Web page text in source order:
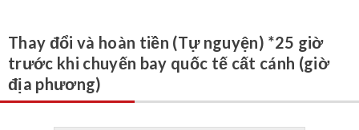
Thay đổi và hoàn tiền (Tự nguyện) *25 giờ
trước khi chuyến bay quốc tế cất cánh (giờ
địa phương)